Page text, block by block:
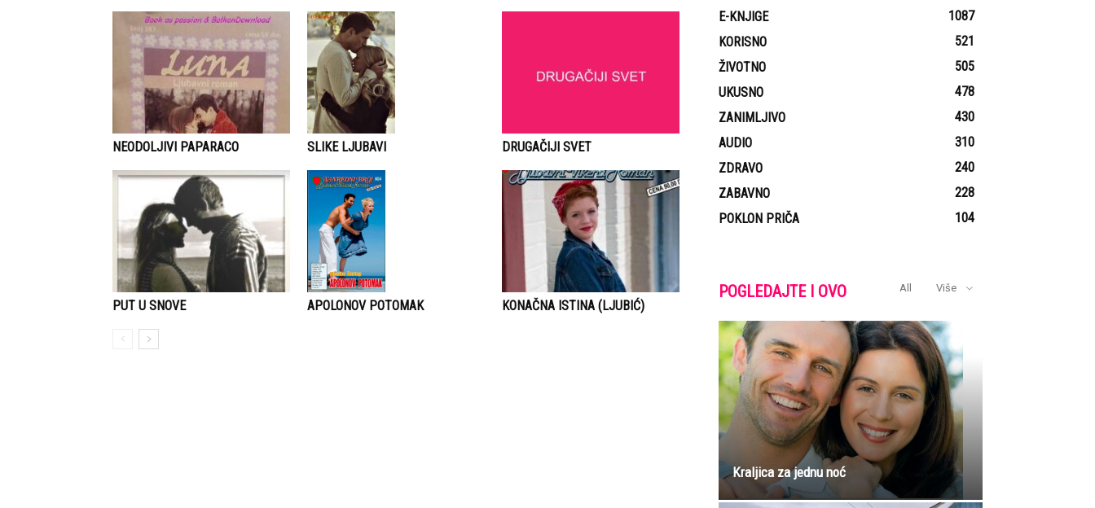
NEODOLJIVI PAPARACO SLIKE LJUBAVI DRUGAČIJI SVET
PUT U SNOVE APOLONOV POTOMAK KONAČNA ISTINA (LJUBIĆ)
E-KNJIGE
1087
KORISNO
521
ŽIVOTNO
505
UKUSNO
478
ZANIMLJIVO
430
AUDIO
310
ZDRAVO
240
ZABAVNO
228
POKLON PRIČA
104
POGLEDAJTE I OVO All Više
Kraljica za jednu noć